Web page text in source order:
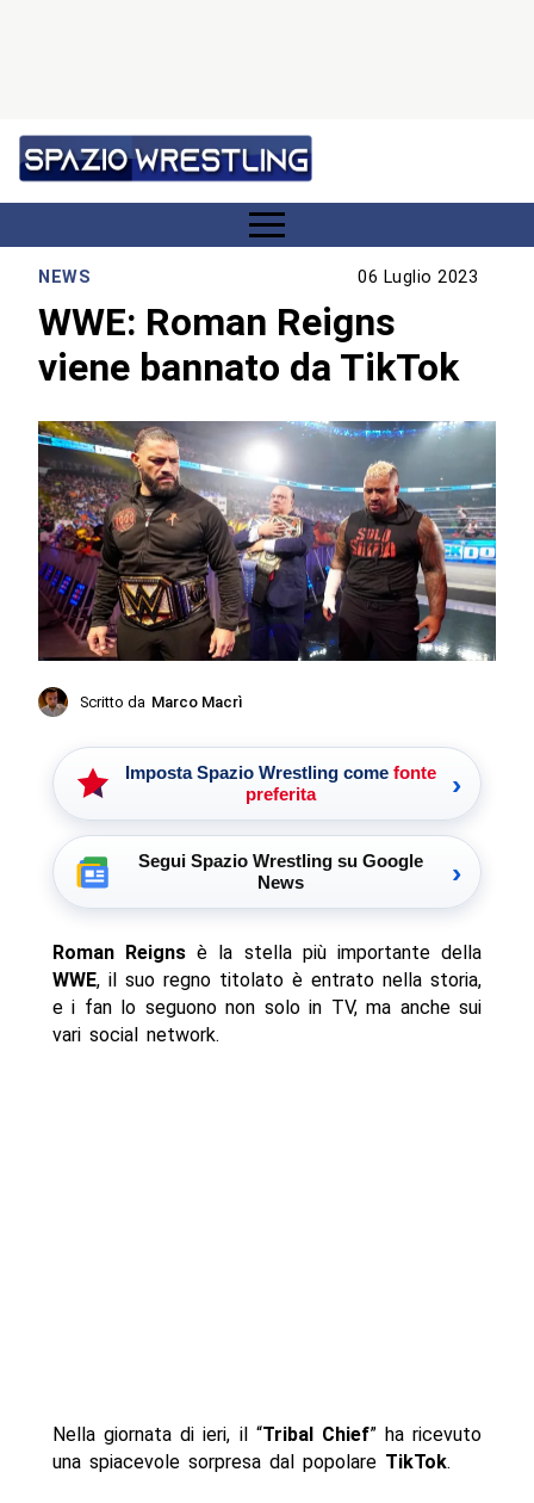
NEWS 06 Luglio 2023
WWE: Roman Reigns
viene bannato da TikTok
Scritto da Marco Macrì
Imposta Spazio Wrestling come fonte
preferita
›
Segui Spazio Wrestling su Google
News
›
Roman Reigns è la stella più importante della
WWE, il suo regno titolato è entrato nella storia,
e i fan lo seguono non solo in TV, ma anche sui
vari social network.
Nella giornata di ieri, il “Tribal Chief” ha ricevuto
una spiacevole sorpresa dal popolare TikTok.